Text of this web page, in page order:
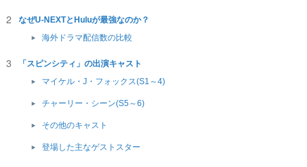
なぜU-NEXTとHuluが最強なのか？
海外ドラマ配信数の比較
「スピンシティ」の出演キャスト
マイケル・J・フォックス(S1～4)
チャーリー・シーン(S5～6)
その他のキャスト
登場した主なゲストスター